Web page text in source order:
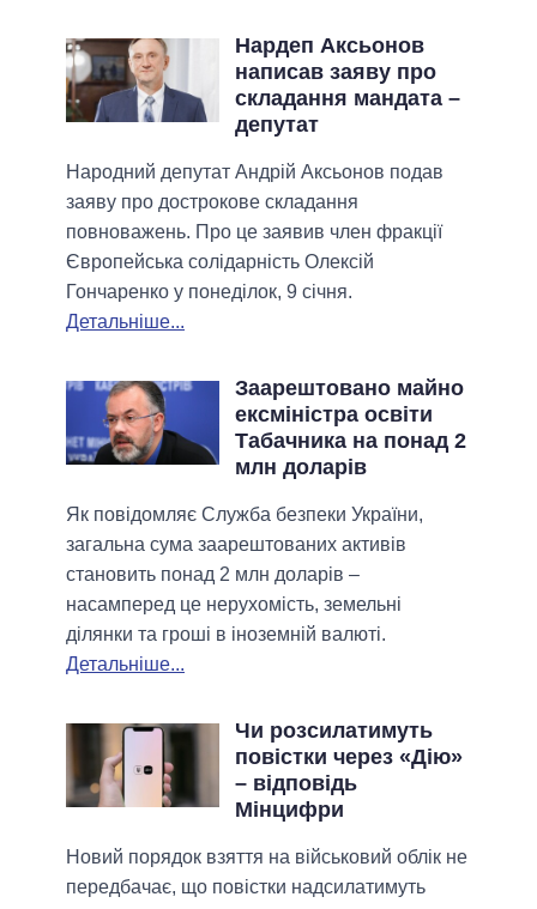
Нардеп Аксьонов
написав заяву про
складання мандата –
депутат
Народний депутат Андрій Аксьонов подав
заяву про дострокове складання
повноважень. Про це заявив член фракції
Європейська солідарність Олексій
Гончаренко у понеділок, 9 січня.
Детальніше...
Заарештовано майно
ексміністра освіти
Табачника на понад 2
млн доларів
Як повідомляє Служба безпеки України,
загальна сума заарештованих активів
становить понад 2 млн доларів –
насамперед це нерухомість, земельні
ділянки та гроші в іноземній валюті.
Детальніше...
Чи розсилатимуть
повістки через «Дію»
– відповідь
Мінцифри
Новий порядок взяття на військовий облік не
передбачає, що повістки надсилатимуть